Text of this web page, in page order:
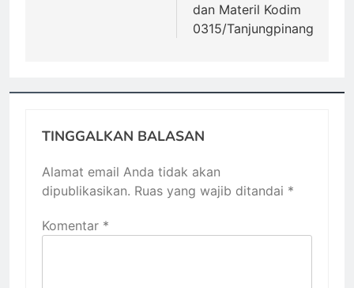
dan Materil Kodim
0315/Tanjungpinang
TINGGALKAN BALASAN
Alamat email Anda tidak akan
dipublikasikan. Ruas yang wajib ditandai *
Komentar *